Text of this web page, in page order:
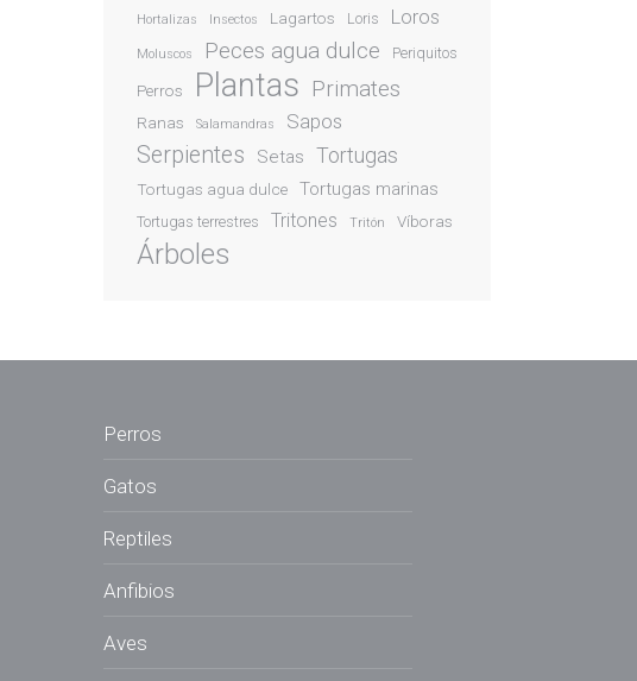
Hortalizas Insectos Lagartos Loris Loros
Moluscos Peces agua dulce Periquitos
Perros Plantas Primates
Ranas Salamandras Sapos
Serpientes Setas Tortugas
Tortugas agua dulce Tortugas marinas
Tortugas terrestres Tritones Tritón Víboras
Árboles
Perros
Gatos
Reptiles
Anfibios
Aves